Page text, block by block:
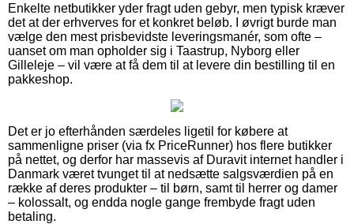
Enkelte netbutikker yder fragt uden gebyr, men typisk kræver
det at der erhverves for et konkret beløb. I øvrigt burde man
vælge den mest prisbevidste leveringsmanér, som ofte –
uanset om man opholder sig i Taastrup, Nyborg eller
Gilleleje – vil være at få dem til at levere din bestilling til en
pakkeshop.
Det er jo efterhånden særdeles ligetil for købere at
sammenligne priser (via fx PriceRunner) hos flere butikker
på nettet, og derfor har massevis af Duravit internet handler i
Danmark været tvunget til at nedsætte salgsværdien på en
række af deres produkter – til børn, samt til herrer og damer
– kolossalt, og endda nogle gange frembyde fragt uden
betaling.